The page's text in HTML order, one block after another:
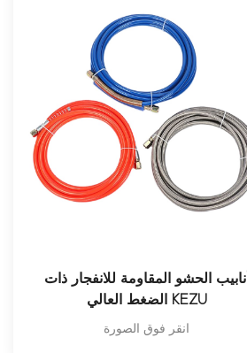
أنابيب الحشو المقاومة للانفجار ذات
الضغط العالي KEZU
انقر فوق الصورة